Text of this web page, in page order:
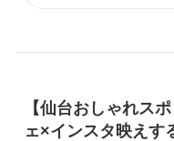
【仙台おしゃれス
ェ×インスタ映えす